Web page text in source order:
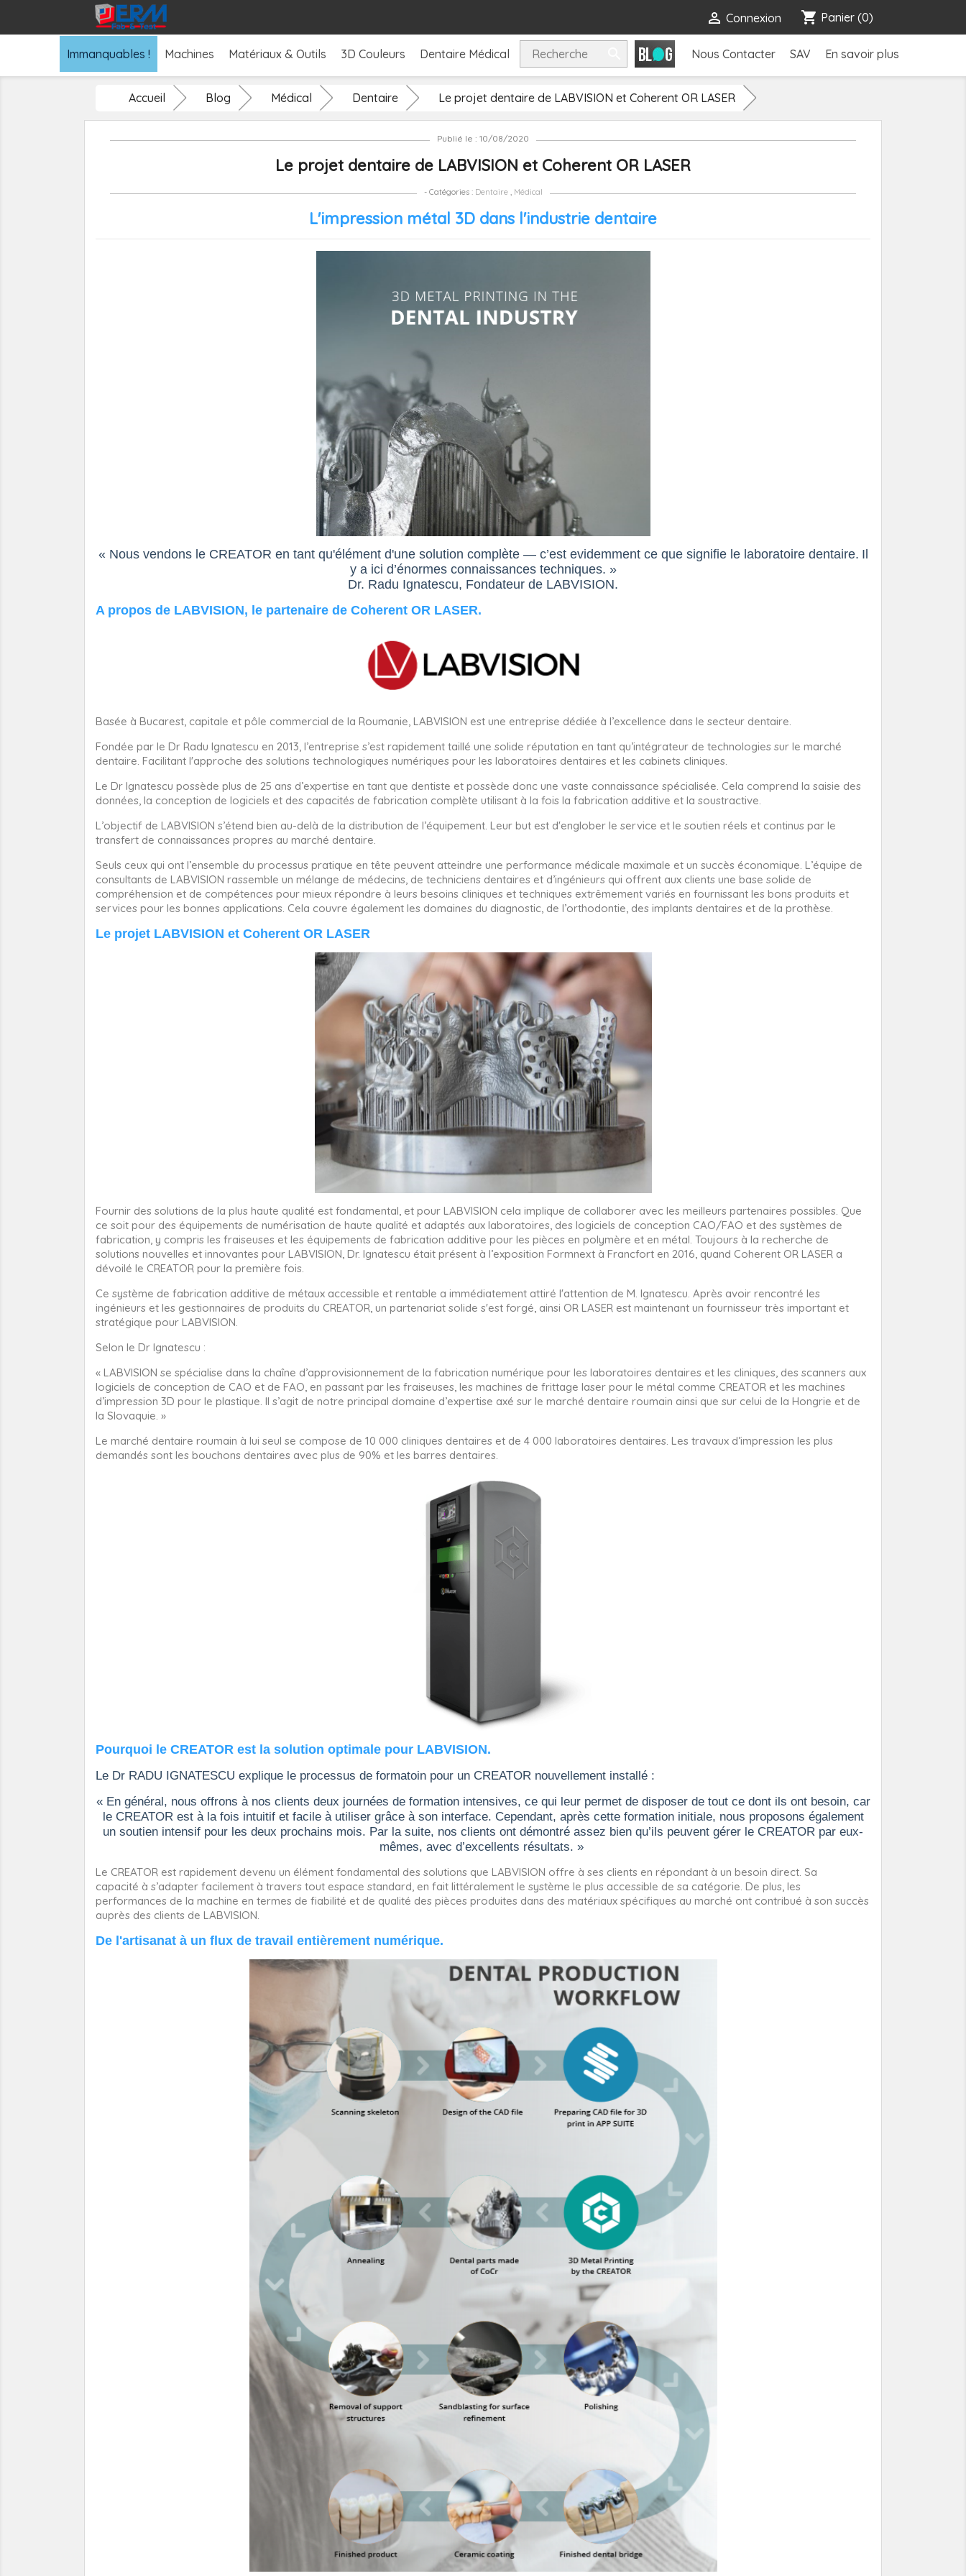
 Connexion shopping_cart Panier (0)
Immanquables ! Machines Matériaux & Outils 3D Couleurs Dentaire Médical Nous Contacter SAV En savoir plus
Accueil Blog Médical Dentaire Le projet dentaire de LABVISION et Coherent OR LASER
Publié le : 10/08/2020
Le projet dentaire de LABVISION et Coherent OR LASER
- Catégories : Dentaire, Médical
L'impression métal 3D dans l'industrie dentaire
« Nous vendons le CREATOR en tant qu'élément d'une solution complète — c’est evidemment ce que signifie le laboratoire dentaire. Il
y a ici d’énormes connaissances techniques. »
Dr. Radu Ignatescu, Fondateur de LABVISION.
A propos de LABVISION, le partenaire de Coherent OR LASER.
Basée à Bucarest, capitale et pôle commercial de la Roumanie, LABVISION est une entreprise dédiée à l’excellence dans le secteur dentaire.
Fondée par le Dr Radu Ignatescu en 2013, l’entreprise s’est rapidement taillé une solide réputation en tant qu’intégrateur de technologies sur le marché
dentaire. Facilitant l'approche des solutions technologiques numériques pour les laboratoires dentaires et les cabinets cliniques.
Le Dr Ignatescu possède plus de 25 ans d’expertise en tant que dentiste et possède donc une vaste connaissance spécialisée. Cela comprend la saisie des
données, la conception de logiciels et des capacités de fabrication complète utilisant à la fois la fabrication additive et la soustractive.
L’objectif de LABVISION s’étend bien au-delà de la distribution de l’équipement. Leur but est d'englober le service et le soutien réels et continus par le
transfert de connaissances propres au marché dentaire.
Seuls ceux qui ont l’ensemble du processus pratique en tête peuvent atteindre une performance médicale maximale et un succès économique. L’équipe de
consultants de LABVISION rassemble un mélange de médecins, de techniciens dentaires et d’ingénieurs qui offrent aux clients une base solide de
compréhension et de compétences pour mieux répondre à leurs besoins cliniques et techniques extrêmement variés en fournissant les bons produits et
services pour les bonnes applications. Cela couvre également les domaines du diagnostic, de l’orthodontie, des implants dentaires et de la prothèse.
Le projet LABVISION et Coherent OR LASER
Fournir des solutions de la plus haute qualité est fondamental, et pour LABVISION cela implique de collaborer avec les meilleurs partenaires possibles. Que
ce soit pour des équipements de numérisation de haute qualité et adaptés aux laboratoires, des logiciels de conception CAO/FAO et des systèmes de
fabrication, y compris les fraiseuses et les équipements de fabrication additive pour les pièces en polymère et en métal. Toujours à la recherche de
solutions nouvelles et innovantes pour LABVISION, Dr. Ignatescu était présent à l’exposition Formnext à Francfort en 2016, quand Coherent OR LASER a
dévoilé le CREATOR pour la première fois.
Ce système de fabrication additive de métaux accessible et rentable a immédiatement attiré l'attention de M. Ignatescu. Après avoir rencontré les
ingénieurs et les gestionnaires de produits du CREATOR, un partenariat solide s'est forgé, ainsi OR LASER est maintenant un fournisseur très important et
stratégique pour LABVISION.
Selon le Dr Ignatescu :
« LABVISION se spécialise dans la chaîne d’approvisionnement de la fabrication numérique pour les laboratoires dentaires et les cliniques, des scanners aux
logiciels de conception de CAO et de FAO, en passant par les fraiseuses, les machines de frittage laser pour le métal comme CREATOR et les machines
d’impression 3D pour le plastique. Il s’agit de notre principal domaine d’expertise axé sur le marché dentaire roumain ainsi que sur celui de la Hongrie et de
la Slovaquie. »
Le marché dentaire roumain à lui seul se compose de 10 000 cliniques dentaires et de 4 000 laboratoires dentaires. Les travaux d’impression les plus
demandés sont les bouchons dentaires avec plus de 90% et les barres dentaires.
Pourquoi le CREATOR est la solution optimale pour LABVISION.
Le Dr RADU IGNATESCU explique le processus de formatoin pour un CREATOR nouvellement installé :
« En général, nous offrons à nos clients deux journées de formation intensives, ce qui leur permet de disposer de tout ce dont ils ont besoin, car
le CREATOR est à la fois intuitif et facile à utiliser grâce à son interface. Cependant, après cette formation initiale, nous proposons également
un soutien intensif pour les deux prochains mois. Par la suite, nos clients ont démontré assez bien qu’ils peuvent gérer le CREATOR par eux-
mêmes, avec d’excellents résultats. »
Le CREATOR est rapidement devenu un élément fondamental des solutions que LABVISION offre à ses clients en répondant à un besoin direct. Sa
capacité à s’adapter facilement à travers tout espace standard, en fait littéralement le système le plus accessible de sa catégorie. De plus, les
performances de la machine en termes de fiabilité et de qualité des pièces produites dans des matériaux spécifiques au marché ont contribué à son succès
auprès des clients de LABVISION.
De l'artisanat à un flux de travail entièrement numérique.